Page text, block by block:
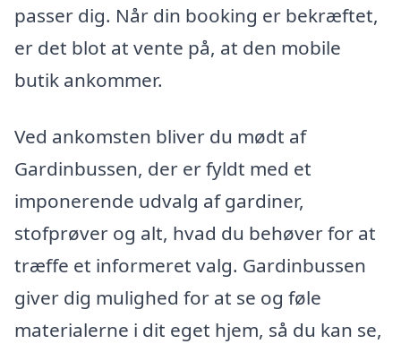
passer dig. Når din booking er bekræftet,
er det blot at vente på, at den mobile
butik ankommer.
Ved ankomsten bliver du mødt af
Gardinbussen, der er fyldt med et
imponerende udvalg af gardiner,
stofprøver og alt, hvad du behøver for at
træffe et informeret valg. Gardinbussen
giver dig mulighed for at se og føle
materialerne i dit eget hjem, så du kan se,